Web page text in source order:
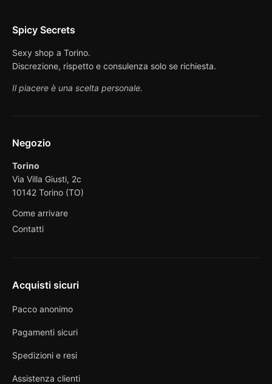
Spicy Secrets
Sexy shop a Torino.
Discrezione, rispetto e consulenza solo se richiesta.
Il piacere è una scelta personale.
Negozio
Torino
Via Villa Giusti, 2c
10142 Torino (TO)
Come arrivare
Contatti
Acquisti sicuri
Pacco anonimo
Pagamenti sicuri
Spedizioni e resi
Assistenza clienti